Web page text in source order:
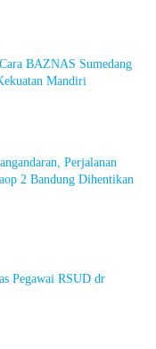
BAZNAS Sumedang
Mandiri
Perjalanan
2 Bandung Dihentikan
Pegawai RSUD dr